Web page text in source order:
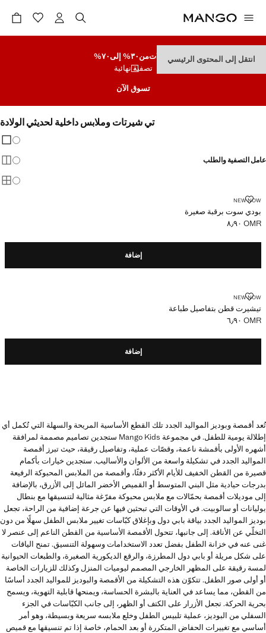
انتقل إلى المحتوى الرئيسيتنزيلاتمن٣٠% إلى٧٠%
تصفية نهائية
تسوق الآن
تي شيرتات وملابس داخلية لحديثي الولادة
عامل التصفية والطلب
NEW NOW
بودي سوت برقبة صغيرة
بودي سوت برقبة صغيرة
السعر الحالي [OMR ٨٫٩٠ ]
OMR ٨٫٩٠
إضافة
NEW NOW
تيشيرت قطن بتفاصيل طباعة
تيشيرت قطن بتفاصيل طباعة
السعر الحالي [OMR ٦٫٩٠ ]
OMR ٦٫٩٠
إضافة
تُعد أقمصة وبوديز المواليد الجدد تلك القطع الأساسية المريحة والسهلة التي تُكمل أي
إطلالة يومية للطفل. في مجموعة Mango Kids ستجدين تصاميم مصممة لمرافقة
أشهره الأولى بأقمشة ناعمة، وقصّات عملية، وتفاصيل رقيقة، حيث تبرز أقمصة
المواليد الجدد في تشكيلة واسعة من الألوان والأساليب. ستجدين خيارات بأكمام
قصيرة من القطن الخفيف للأيام الأكثر دفئًا، وأقمصة من الملابس المحبوكة الرفيعة
بدرجات حيادية مثل البني المتوسط أو القميص الأخضر المائل إلى الأزرق، بالإضافة
إلى موديلات أقمصة بحمّالات مع ملابس محبوكة مفرّغة مثالية لتنسيقها مع بنطال
بوليانات أو سالوبيت. في الأوقات التي تبحثين فيها عن جرعة إضافية من الراحة، تجعل
بوديز المواليد الجدد بياقة بابي دول وبإغلاق كبّاسات تغيير ملابس الطفل سهلًا من دون
التخلّي عن الأناقة. إلى جانبها، تتحول الأقمصة الأساسية من القطن الناعم إلى عنصر لا
غنى عنه في خزانة الطفل بفضل تعدد الاستخدامات وسهولة التنسيق. تمنح الياقات
على شكل مريلة أو بابي دول المطرزة، والرقع الديكورية الصغيرة، والطبعات الحيوانية
لمسة رقيقة على المظهر الخارجي المصمم ليوميات المنزل وكذلك للزيارات الخاصة
أو أولى صور الطفل. تتكوّن هذه التشكيلة من الأقمصة والبوديز للمواليد الجدد أساسًا
من القطن، مما يساعد في العناية بالبشرة الحساسة، ويمنحها قابلية التهوية، ويسمح
بحرية الحركة. تجعل الأزرار على الكتف أو الظهر، إلى جانب الكبّاسات في الجزء
السفلي من البوديز، عملية تلبيس الطفل وخلع ملابسه سريعة وبسيطة، وهو أمر
أساسي مع تغييرات الحفاض المتكررة أو بعد الحمام، خاصة إذا تم تنسيقها مع قميص